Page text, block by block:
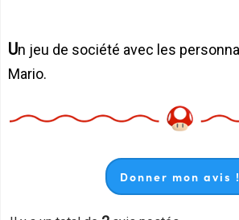
Un jeu de société avec les personnages de l'univers
Mario.
Donner mon avis !